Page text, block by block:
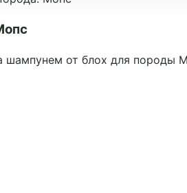
шампунем от блох для породы